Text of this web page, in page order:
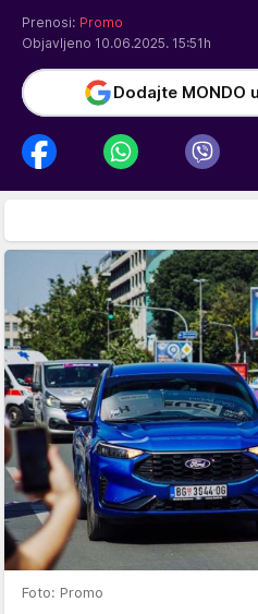
Prenosi: Promo
Objavljeno 10.06.2025. 15:51h
Dodajte MONDO
Foto: Promo